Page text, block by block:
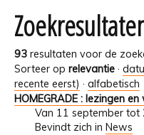
93 resultaten voor de
Sorteer op relevantie ·
recente eerst) · alfabetisch
HOMEGRADE : lezingen
Van 11 september tot
Bevindt zich in News